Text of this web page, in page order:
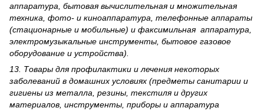
аппаратура, бытовая вычислительная и множительная
техника, фото- и киноаппаратура, телефонные аппараты
(стационарные и мобильные) и факсимильная аппаратура,
электрому­зыкальные инструменты, бытовое газовое
оборудование и устройства).
13. Товары для профилактики и лечения некоторых
заболеваний в домашних условиях (предметы санитарии и
гигиены из металла, резины, текстиля и других
материалов, инструменты, приборы и аппаратура